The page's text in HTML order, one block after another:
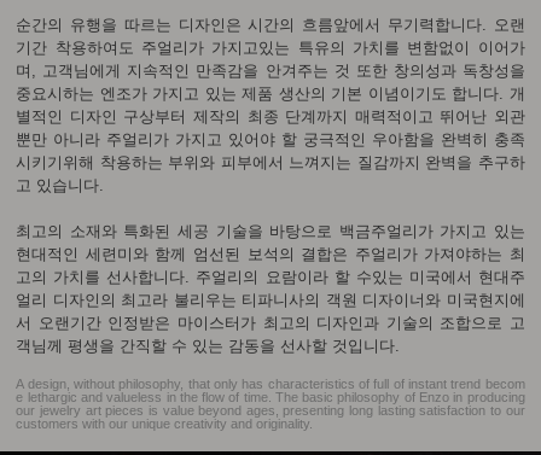
순간의 유행을 따르는 디자인은 시간의 흐름앞에서 무기력합니다. 오랜
기간 착용하여도 주얼리가 가지고있는 특유의 가치를 변함없이 이어가
며, 고객님에게 지속적인 만족감을 안겨주는 것 또한 창의성과 독창성을
중요시하는 엔조가 가지고 있는 제품 생산의 기본 이념이기도 합니다. 개
별적인 디자인 구상부터 제작의 최종 단계까지 매력적이고 뛰어난 외관
뿐만 아니라 주얼리가 가지고 있어야 할 궁극적인 우아함을 완벽히 충족
시키기위해 착용하는 부위와 피부에서 느껴지는 질감까지 완벽을 추구하
고 있습니다.
최고의 소재와 특화된 세공 기술을 바탕으로 백금주얼리가 가지고 있는
현대적인 세련미와 함께 엄선된 보석의 결합은 주얼리가 가져야하는 최
고의 가치를 선사합니다. 주얼리의 요람이라 할 수있는 미국에서 현대주
얼리 디자인의 최고라 불리우는 티파니사의 객원 디자이너와 미국현지에
서 오랜기간 인정받은 마이스터가 최고의 디자인과 기술의 조합으로 고
객님께 평생을 간직할 수 있는 감동을 선사할 것입니다.
A design, without philosophy, that only has characteristics of full of instant trend becom
e lethargic and valueless in the flow of time. The basic philosophy of Enzo in producing
our jewelry art pieces is value beyond ages, presenting long lasting satisfaction to our
customers with our unique creativity and originality.